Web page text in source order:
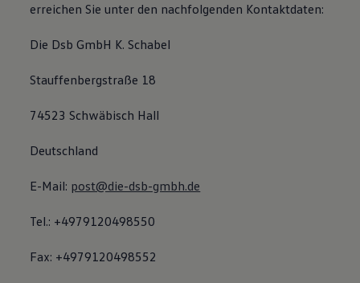
erreichen Sie unter den nachfolgenden Kontaktdaten:
Die Dsb GmbH K. Schabel
Stauffenbergstraße 18
74523 Schwäbisch Hall
Deutschland
E-Mail: post@die-dsb-gmbh.de
Tel.: +4979120498550
Fax: +4979120498552